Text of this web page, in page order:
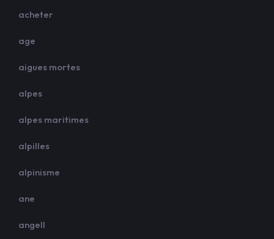
acheter
age
aigues mortes
alpes
alpes maritimes
alpilles
alpinisme
ane
angell